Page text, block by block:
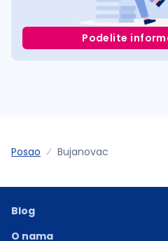
Podelite
Posao Bujanovac
Blog
O nama